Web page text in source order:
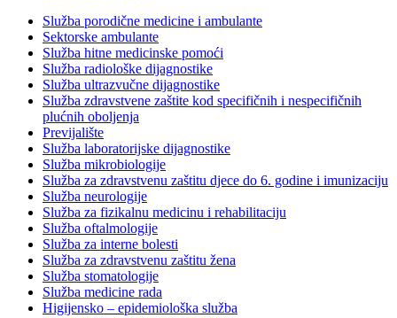
Služba porodične medicine i ambulante
Sektorske ambulante
Služba hitne medicinske pomoći
Služba radiološke dijagnostike
Služba ultrazvučne dijagnostike
Služba zdravstvene zaštite kod specifičnih i nespecifičnih
plućnih oboljenja
Previjalište
Služba laboratorijske dijagnostike
Služba mikrobiologije
Služba za zdravstvenu zaštitu djece do 6. godine i imunizaciju
Služba neurologije
Služba za fizikalnu medicinu i rehabilitaciju
Služba oftalmologije
Služba za interne bolesti
Služba za zdravstvenu zaštitu žena
Služba stomatologije
Služba medicine rada
Higijensko – epidemiološka služba